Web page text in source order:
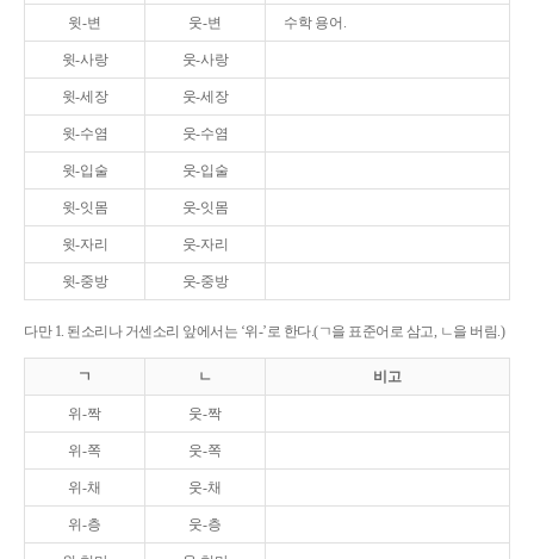
윗-변 웃-변 수학 용어.
윗-사랑 웃-사랑
윗-세장 웃-세장
윗-수염 웃-수염
윗-입술 웃-입술
윗-잇몸 웃-잇몸
윗-자리 웃-자리
윗-중방 웃-중방
다만 1. 된소리나 거센소리 앞에서는 ‘위-’로 한다.(ㄱ을 표준어로 삼고, ㄴ을 버림.)
ㄱ ㄴ 비고
위-짝 웃-짝
위-쪽 웃-쪽
위-채 웃-채
위-층 웃-층